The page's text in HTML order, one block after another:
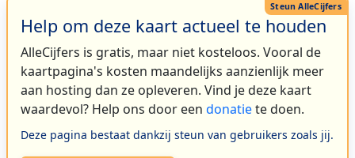
Help om deze kaart actueel te houden
AlleCijfers is gratis, maar niet kosteloos. Vooral de
kaartpagina's kosten maandelijks aanzienlijk meer
aan hosting dan ze opleveren. Vind je deze kaart
waardevol? Help ons door een donatiete doen.
Deze pagina bestaat dankzij steun van gebruikers zoals jij.